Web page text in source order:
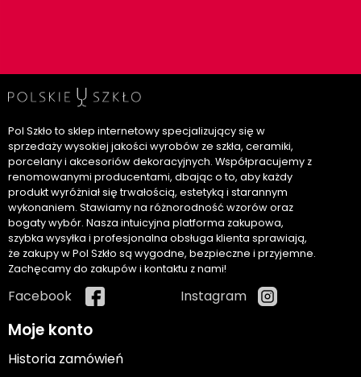
Pol Szkło to sklep internetowy specjalizujący się w
sprzedaży wysokiej jakości wyrobów ze szkła, ceramiki,
porcelany i akcesoriów dekoracyjnych. Współpracujemy z
renomowanymi producentami, dbając o to, aby każdy
produkt wyróżniał się trwałością, estetyką i starannym
wykonaniem. Stawiamy na różnorodność wzorów oraz
bogaty wybór. Nasza intuicyjna platforma zakupowa,
szybka wysyłka i profesjonalna obsługa klienta sprawiają,
że zakupy w Pol Szkło są wygodne, bezpieczne i przyjemne.
Zachęcamy do zakupów i kontaktu z nami!
Facebook Instagram
Moje konto
Historia zamówień